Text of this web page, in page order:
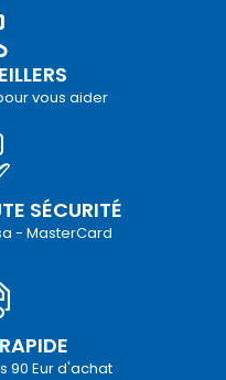
vous aider
SÉCURITÉ
- MasterCard
90 Eur d'achat